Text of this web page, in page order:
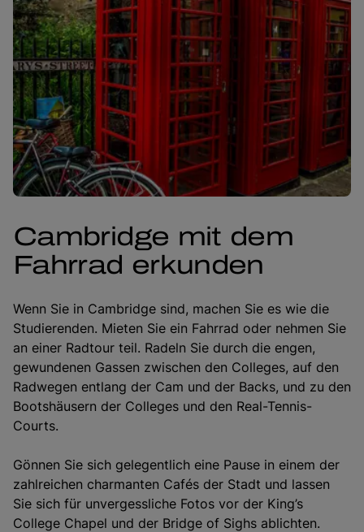
Cambridge mit dem
Fahrrad erkunden
Wenn Sie in Cambridge sind, machen Sie es wie die
Studierenden. Mieten Sie ein Fahrrad oder nehmen Sie
an einer Radtour teil. Radeln Sie durch die engen,
gewundenen Gassen zwischen den Colleges, auf den
Radwegen entlang der Cam und der Backs, und zu den
Bootshäusern der Colleges und den Real-Tennis-
Courts.
Gönnen Sie sich gelegentlich eine Pause in einem der
zahlreichen charmanten Cafés der Stadt und lassen
Sie sich für unvergessliche Fotos vor der King’s
College Chapel und der Bridge of Sighs ablichten.